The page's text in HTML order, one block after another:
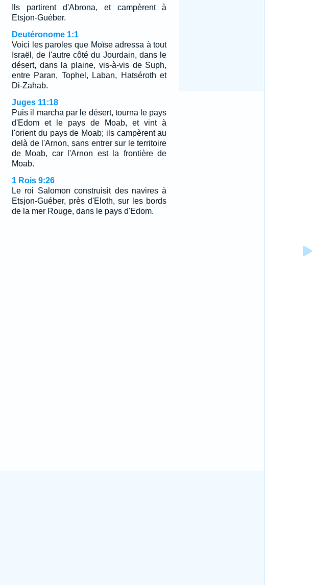
Ils partirent d'Abrona, et campèrent à
Etsjon-Guéber.
Deutéronome 1:1
Voici les paroles que Moïse adressa à tout
Israël, de l'autre côté du Jourdain, dans le
désert, dans la plaine, vis-à-vis de Suph,
entre Paran, Tophel, Laban, Hatséroth et
Di-Zahab.
Juges 11:18
Puis il marcha par le désert, tourna le pays
d'Edom et le pays de Moab, et vint à
l'orient du pays de Moab; ils campèrent au
delà de l'Arnon, sans entrer sur le territoire
de Moab, car l'Arnon est la frontière de
Moab.
1 Rois 9:26
Le roi Salomon construisit des navires à
Etsjon-Guéber, près d'Eloth, sur les bords
de la mer Rouge, dans le pays d'Edom.